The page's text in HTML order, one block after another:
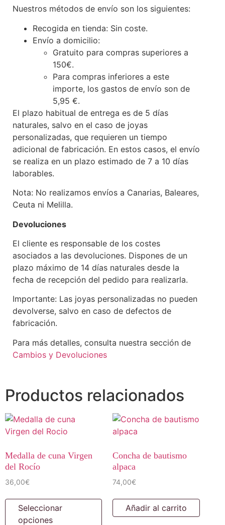
Nuestros métodos de envío son los siguientes:
Recogida en tienda: Sin coste.
Envío a domicilio:
Gratuito para compras superiores a
150€.
Para compras inferiores a este
importe, los gastos de envío son de
5,95 €.
El plazo habitual de entrega es de 5 días
naturales, salvo en el caso de joyas
personalizadas, que requieren un tiempo
adicional de fabricación. En estos casos, el envío
se realiza en un plazo estimado de 7 a 10 días
laborables.
Nota: No realizamos envíos a Canarias, Baleares,
Ceuta ni Melilla.
Devoluciones
El cliente es responsable de los costes
asociados a las devoluciones. Dispones de un
plazo máximo de 14 días naturales desde la
fecha de recepción del pedido para realizarla.
Importante: Las joyas personalizadas no pueden
devolverse, salvo en caso de defectos de
fabricación.
Para más detalles, consulta nuestra sección de
Cambios y Devoluciones
Productos relacionados
Medalla de cuna Virgen
del Rocío
36,00€
Seleccionar
opciones
Concha de bautismo
alpaca
74,00€
Añadir al carrito